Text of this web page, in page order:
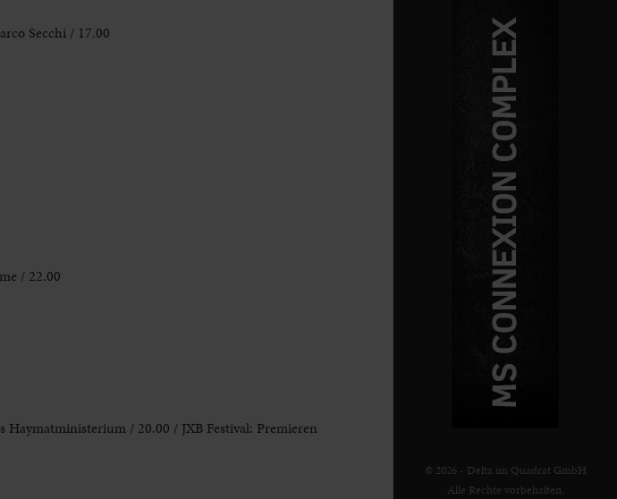
Secchi / 17.00
/ 22.00
Haymatministerium / 20.00 / JXB Festival: Premieren
© 2026 - Delta im Quadrat GmbH
Alle Rechte vorbehalten.